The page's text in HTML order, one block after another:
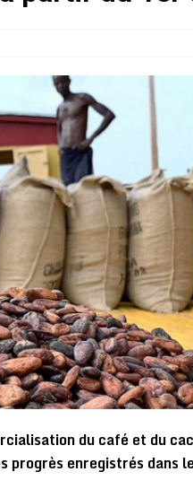
Wadagni reçoit le milliardaire
débloque une bouffée d’oxygène
légendaire défenseur de l’Italie et
a vendu aux enchères son
du Sénat installés
A LA
à la Fifa: l’UEFA menace à
19 soldats exécutés, Amnesty
devient sélectionneur des
du café et du
progrès enregistrés dans